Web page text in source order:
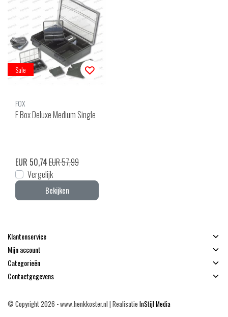
Sale
FOX
F Box Deluxe Medium Single
EUR 50,74EUR 57,99
Vergelijk
Bekijken
Klantenservice
Mijn account
Categorieën
Contactgegevens
© Copyright 2026 - www.henkkoster.nl | Realisatie InStijl Media